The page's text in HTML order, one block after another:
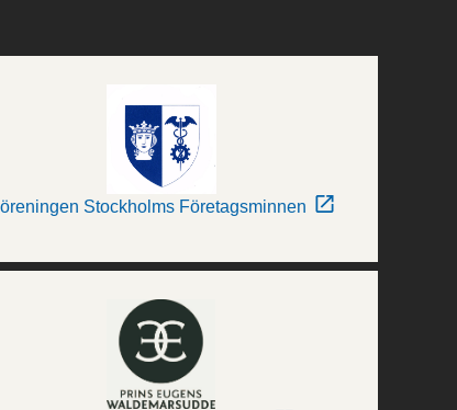
Stockholms Företagsminnen